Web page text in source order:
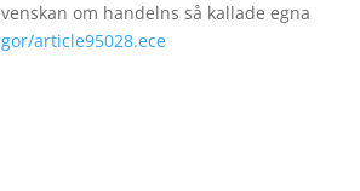
om handelns så kallade egna
article95028.ece